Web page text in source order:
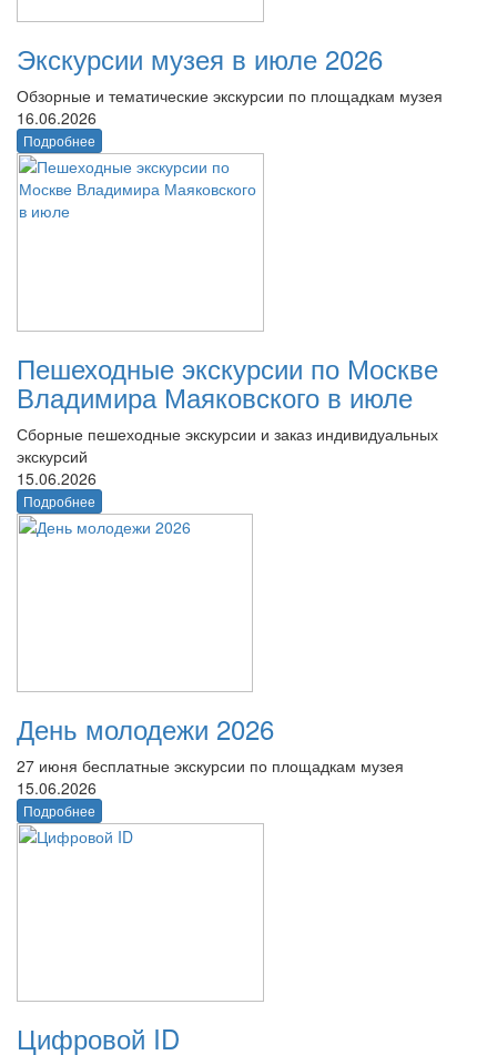
Экскурсии музея в июле 2026
Обзорные и тематические экскурсии по площадкам музея
16.06.2026
Подробнее
Пешеходные экскурсии по Москве
Владимира Маяковского в июле
Сборные пешеходные экскурсии и заказ индивидуальных
экскурсий
15.06.2026
Подробнее
День молодежи 2026
27 июня бесплатные экскурсии по площадкам музея
15.06.2026
Подробнее
Цифровой ID